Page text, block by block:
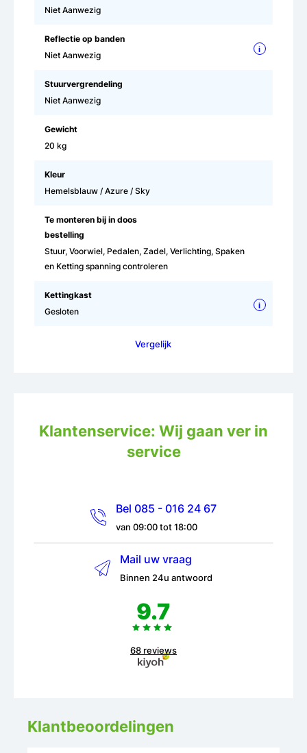
Niet Aanwezig
Reflectie op banden
Niet Aanwezig
i
Stuurvergrendeling
Niet Aanwezig
Gewicht
20 kg
Kleur
Hemelsblauw / Azure / Sky
Te monteren bij in doos
bestelling
Stuur, Voorwiel, Pedalen, Zadel, Verlichting, Spaken
en Ketting spanning controleren
Kettingkast
Gesloten
i
Vergelijk
Klantenservice: Wij gaan ver in
service
Bel 085 - 016 24 67
van 09:00 tot 18:00
Mail uw vraag
Binnen 24u antwoord
9.7
68 reviews
Klantbeoordelingen